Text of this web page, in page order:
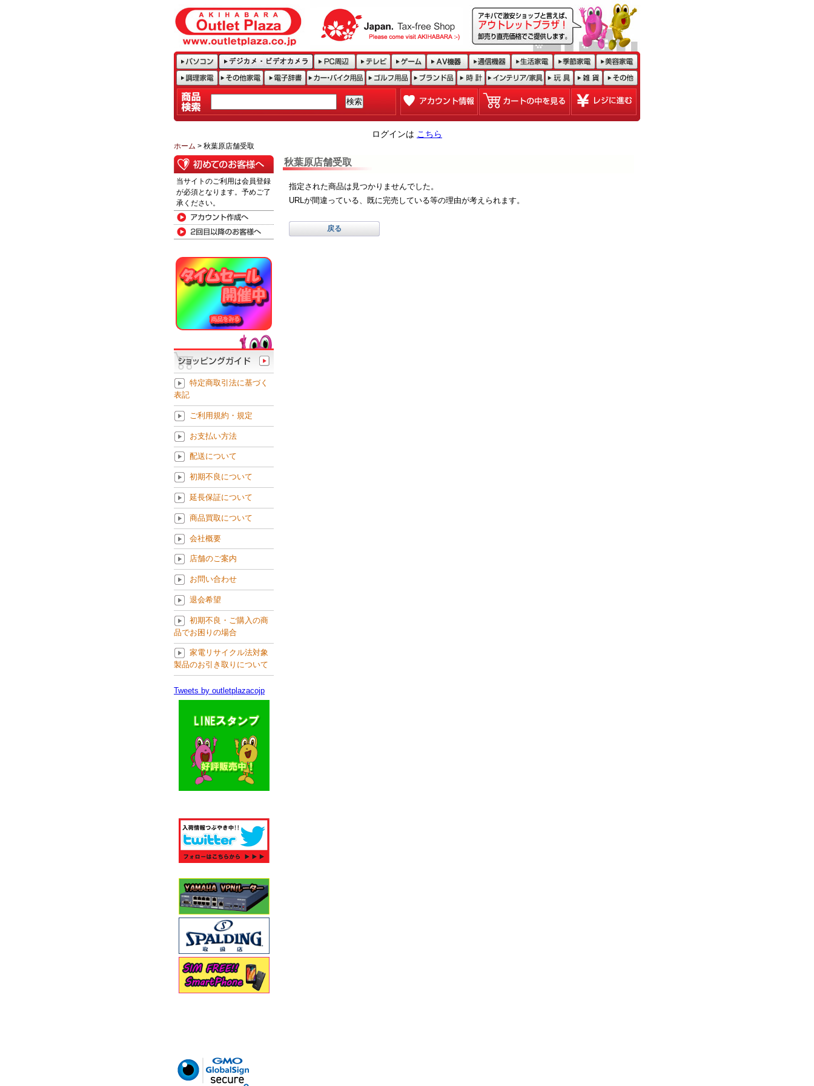
ログインは こちら
ホーム > 秋葉原店舗受取
秋葉原店舗受取
指定された商品は見つかりませんでした。
URLが間違っている、既に完売している等の理由が考えられます。
当サイトのご利用は会員登録
が必須となります。予めご了
承ください。
特定商取引法に基づく
表記
ご利用規約・規定
お支払い方法
配送について
初期不良について
延長保証について
商品買取について
会社概要
店舗のご案内
お問い合わせ
退会希望
初期不良・ご購入の商
品でお困りの場合
家電リサイクル法対象
製品のお引き取りについて
Tweets by outletplazacojp